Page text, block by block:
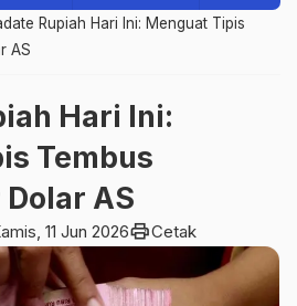
Rupiah Hari Ini: Menguat Tipis
AS
Hari Ini:
Tembus
Dolar AS
11 Jun 2026printCetak